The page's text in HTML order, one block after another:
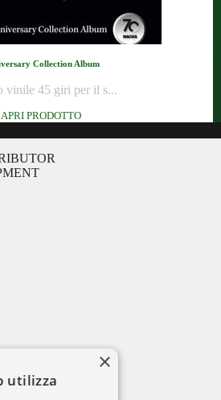
Collection Album
vinile 45 giri per il s...
APRI PRODOTTO
×
utilizza